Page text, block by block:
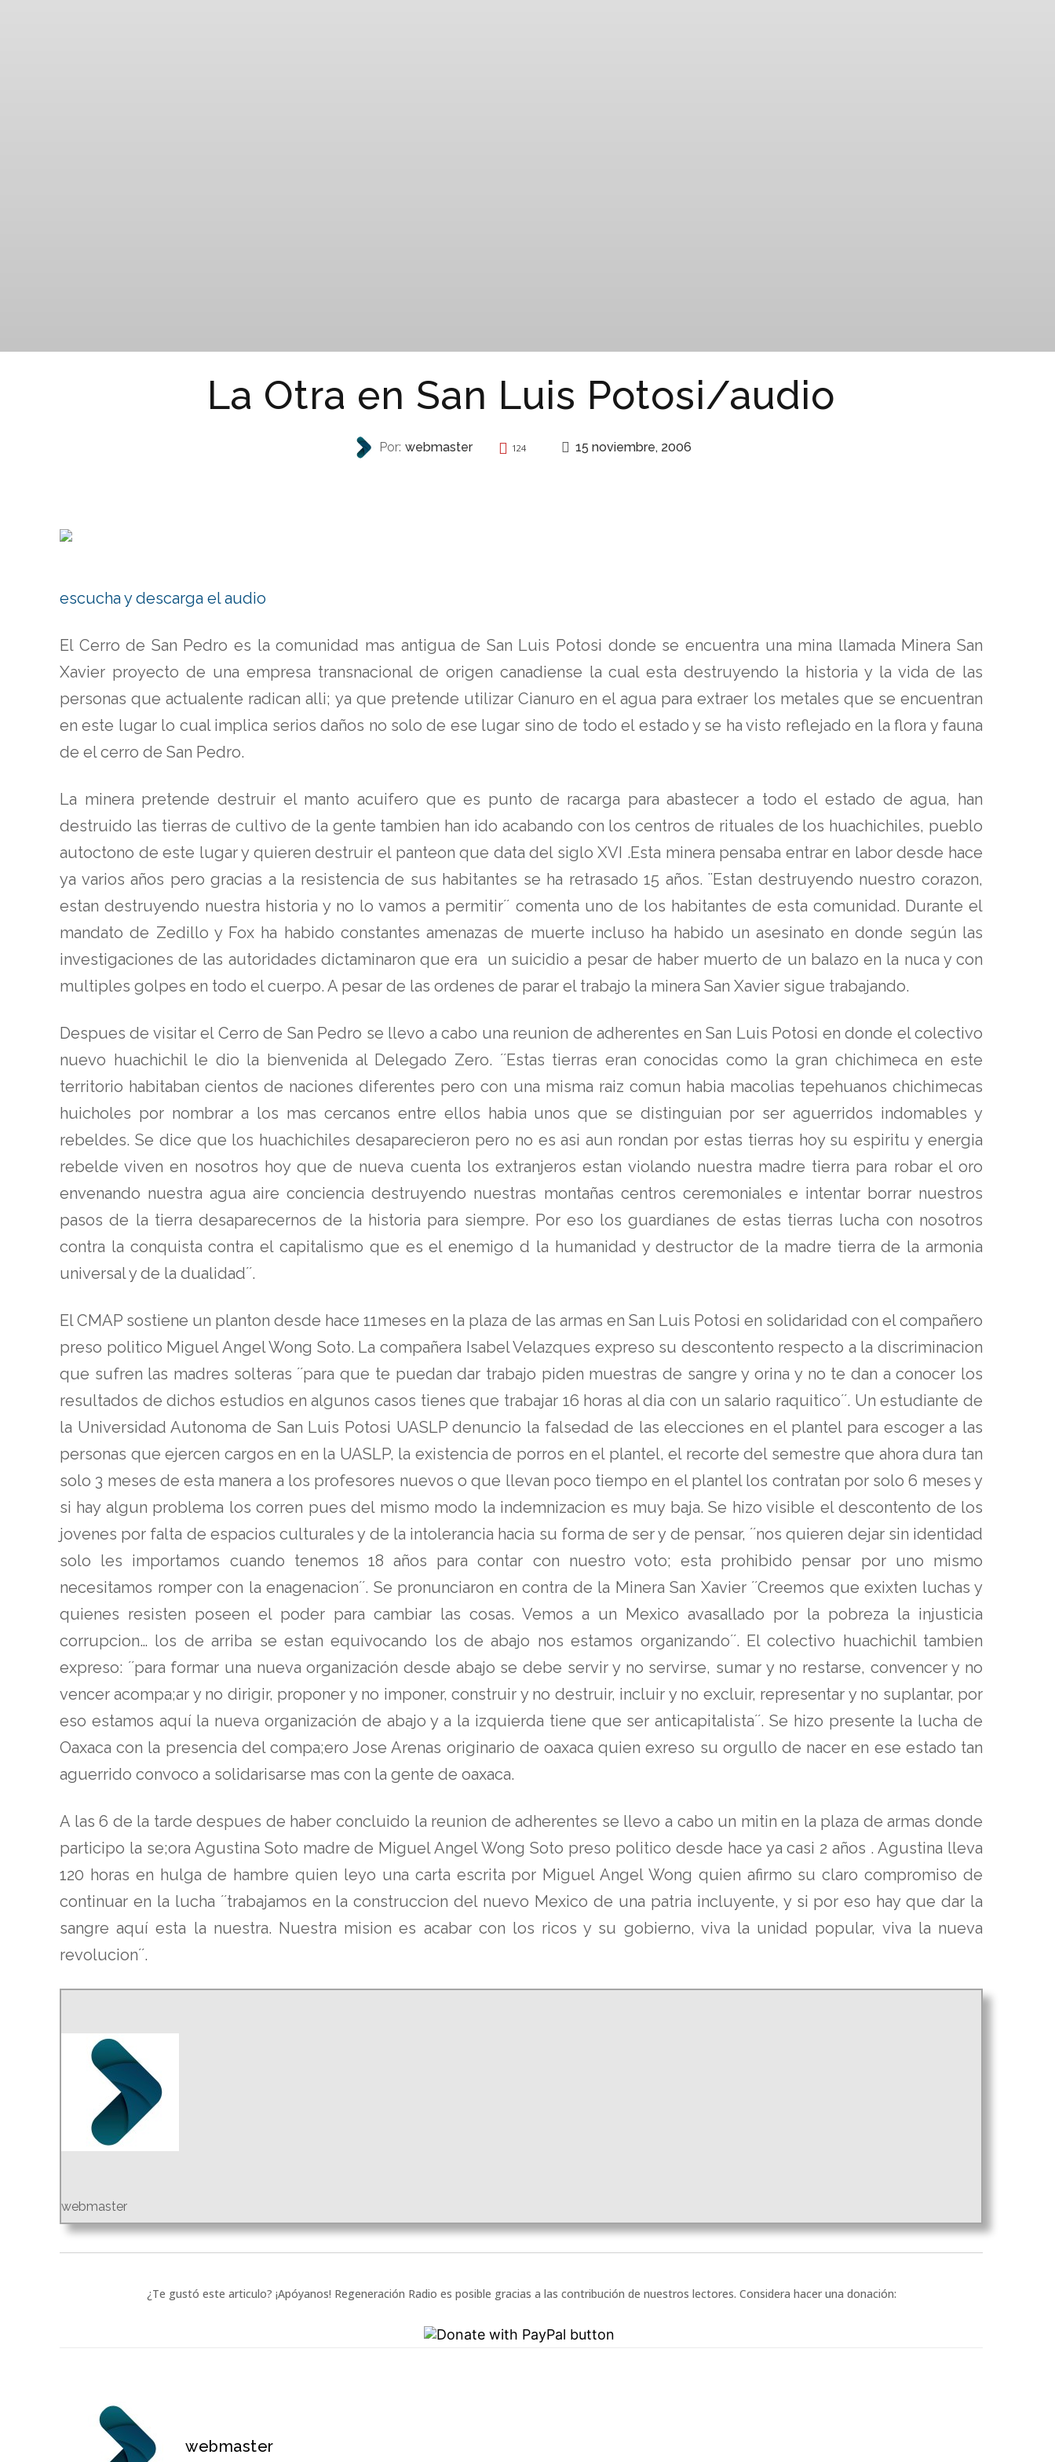
La Otra en San Luis Potosi/audio
Por: webmaster 124 15 noviembre, 2006
escucha y descarga el audio
El Cerro de San Pedro es la comunidad mas antigua de San Luis Potosi donde se encuentra una mina llamada Minera San
Xavier proyecto de una empresa transnacional de origen canadiense la cual esta destruyendo la historia y la vida de las
personas que actualente radican alli; ya que pretende utilizar Cianuro en el agua para extraer los metales que se encuentran
en este lugar lo cual implica serios daños no solo de ese lugar sino de todo el estado y se ha visto reflejado en la flora y fauna
de el cerro de San Pedro.
La minera pretende destruir el manto acuifero que es punto de racarga para abastecer a todo el estado de agua, han
destruido las tierras de cultivo de la gente tambien han ido acabando con los centros de rituales de los huachichiles, pueblo
autoctono de este lugar y quieren destruir el panteon que data del siglo XVI .Esta minera pensaba entrar en labor desde hace
ya varios años pero gracias a la resistencia de sus habitantes se ha retrasado 15 años. ¨Estan destruyendo nuestro corazon,
estan destruyendo nuestra historia y no lo vamos a permitir´´ comenta uno de los habitantes de esta comunidad. Durante el
mandato de Zedillo y Fox ha habido constantes amenazas de muerte incluso ha habido un asesinato en donde según las
investigaciones de las autoridades dictaminaron que era un suicidio a pesar de haber muerto de un balazo en la nuca y con
multiples golpes en todo el cuerpo. A pesar de las ordenes de parar el trabajo la minera San Xavier sigue trabajando.
Despues de visitar el Cerro de San Pedro se llevo a cabo una reunion de adherentes en San Luis Potosi en donde el colectivo
nuevo huachichil le dio la bienvenida al Delegado Zero. ´´Estas tierras eran conocidas como la gran chichimeca en este
territorio habitaban cientos de naciones diferentes pero con una misma raiz comun habia macolias tepehuanos chichimecas
huicholes por nombrar a los mas cercanos entre ellos habia unos que se distinguian por ser aguerridos indomables y
rebeldes. Se dice que los huachichiles desaparecieron pero no es asi aun rondan por estas tierras hoy su espiritu y energia
rebelde viven en nosotros hoy que de nueva cuenta los extranjeros estan violando nuestra madre tierra para robar el oro
envenando nuestra agua aire conciencia destruyendo nuestras montañas centros ceremoniales e intentar borrar nuestros
pasos de la tierra desaparecernos de la historia para siempre. Por eso los guardianes de estas tierras lucha con nosotros
contra la conquista contra el capitalismo que es el enemigo d la humanidad y destructor de la madre tierra de la armonia
universal y de la dualidad´´.
El CMAP sostiene un planton desde hace 11meses en la plaza de las armas en San Luis Potosi en solidaridad con el compañero
preso politico Miguel Angel Wong Soto. La compañera Isabel Velazques expreso su descontento respecto a la discriminacion
que sufren las madres solteras ´´para que te puedan dar trabajo piden muestras de sangre y orina y no te dan a conocer los
resultados de dichos estudios en algunos casos tienes que trabajar 16 horas al dia con un salario raquitico´´. Un estudiante de
la Universidad Autonoma de San Luis Potosi UASLP denuncio la falsedad de las elecciones en el plantel para escoger a las
personas que ejercen cargos en en la UASLP, la existencia de porros en el plantel, el recorte del semestre que ahora dura tan
solo 3 meses de esta manera a los profesores nuevos o que llevan poco tiempo en el plantel los contratan por solo 6 meses y
si hay algun problema los corren pues del mismo modo la indemnizacion es muy baja. Se hizo visible el descontento de los
jovenes por falta de espacios culturales y de la intolerancia hacia su forma de ser y de pensar, ´´nos quieren dejar sin identidad
solo les importamos cuando tenemos 18 años para contar con nuestro voto; esta prohibido pensar por uno mismo
necesitamos romper con la enagenacion´´. Se pronunciaron en contra de la Minera San Xavier ´´Creemos que exixten luchas y
quienes resisten poseen el poder para cambiar las cosas. Vemos a un Mexico avasallado por la pobreza la injusticia
corrupcion… los de arriba se estan equivocando los de abajo nos estamos organizando´´. El colectivo huachichil tambien
expreso: ´´para formar una nueva organización desde abajo se debe servir y no servirse, sumar y no restarse, convencer y no
vencer acompa;ar y no dirigir, proponer y no imponer, construir y no destruir, incluir y no excluir, representar y no suplantar, por
eso estamos aquí la nueva organización de abajo y a la izquierda tiene que ser anticapitalista´´. Se hizo presente la lucha de
Oaxaca con la presencia del compa;ero Jose Arenas originario de oaxaca quien exreso su orgullo de nacer en ese estado tan
aguerrido convoco a solidarisarse mas con la gente de oaxaca.
A las 6 de la tarde despues de haber concluido la reunion de adherentes se llevo a cabo un mitin en la plaza de armas donde
participo la se;ora Agustina Soto madre de Miguel Angel Wong Soto preso politico desde hace ya casi 2 años . Agustina lleva
120 horas en hulga de hambre quien leyo una carta escrita por Miguel Angel Wong quien afirmo su claro compromiso de
continuar en la lucha ´´trabajamos en la construccion del nuevo Mexico de una patria incluyente, y si por eso hay que dar la
sangre aquí esta la nuestra. Nuestra mision es acabar con los ricos y su gobierno, viva la unidad popular, viva la nueva
revolucion´´.
webmaster
¿Te gustó este articulo? ¡Apóyanos! Regeneración Radio es posible gracias a las contribución de nuestros lectores. Considera hacer una donación:
webmaster